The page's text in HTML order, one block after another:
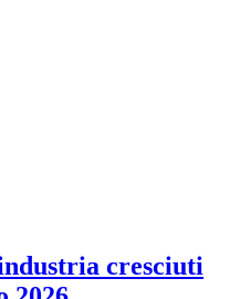
cresciuti